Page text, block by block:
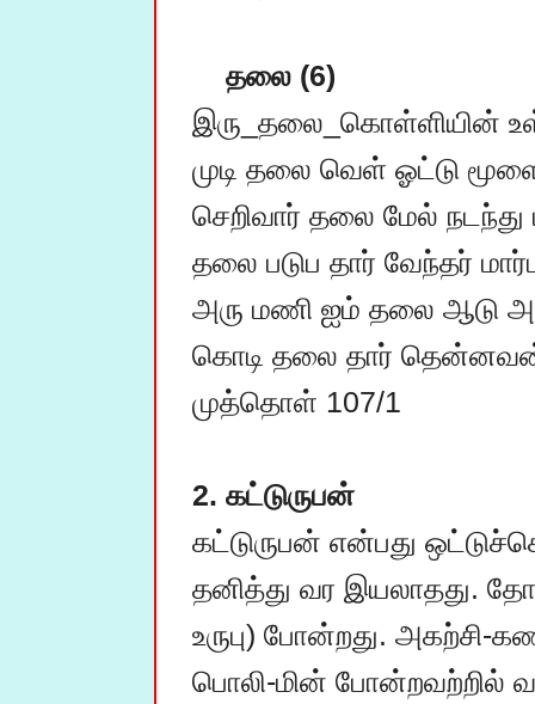
தலை (6)
இரு_தலை_கொள்ளியின்
முடி தலை வெள் ஓட்டு
செறிவார் தலை மேல்
தலை படுப தார் வேந்தர்
அரு மணி ஐம் தலை ஆடு
கொடி தலை தார்
முத்தொள் 107/1
2. கட்டுருபன்
கட்டுருபன் என்பது
தனித்து வர இயலாதது.
உருபு) போன்றது. அகற்சி-
பொலி-மின் போன்றவற்றில்